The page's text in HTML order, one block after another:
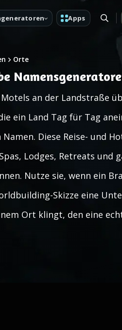
Apps
Orte
an der Landstraße
ein Land Tag für Tag
Diese Reise- und
Lodges, Retreats und
Nutze sie, wenn ein
Skizze eine
Ort klingt, den eine